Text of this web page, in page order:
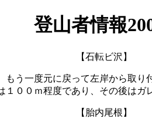
登山者情報
【石転ビ沢】
う一度元に戻って左岸から取
００ｍ程度であり、その後はガ
【胎内尾根】